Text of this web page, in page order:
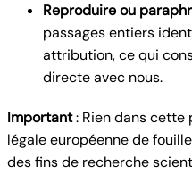
Reproduire ou
passages entiers
attribution, ce qui
directe avec nous.
Important: Rien dans cette
légale européenne de
des fins de recherche